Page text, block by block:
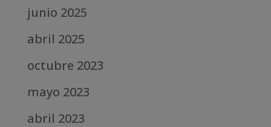
junio 2025
abril 2025
octubre 2023
mayo 2023
abril 2023